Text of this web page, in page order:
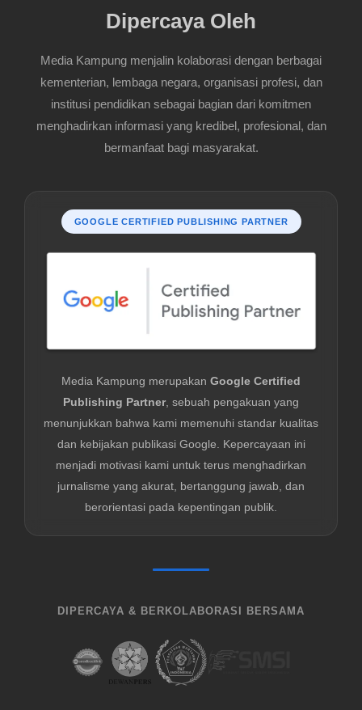
Dipercaya Oleh
Media Kampung menjalin kolaborasi dengan berbagai
kementerian, lembaga negara, organisasi profesi, dan
institusi pendidikan sebagai bagian dari komitmen
menghadirkan informasi yang kredibel, profesional, dan
bermanfaat bagi masyarakat.
GOOGLE CERTIFIED PUBLISHING PARTNER
Media Kampung merupakan Google Certified
Publishing Partner, sebuah pengakuan yang
menunjukkan bahwa kami memenuhi standar kualitas
dan kebijakan publikasi Google. Kepercayaan ini
menjadi motivasi kami untuk terus menghadirkan
jurnalisme yang akurat, bertanggung jawab, dan
berorientasi pada kepentingan publik.
DIPERCAYA & BERKOLABORASI BERSAMA